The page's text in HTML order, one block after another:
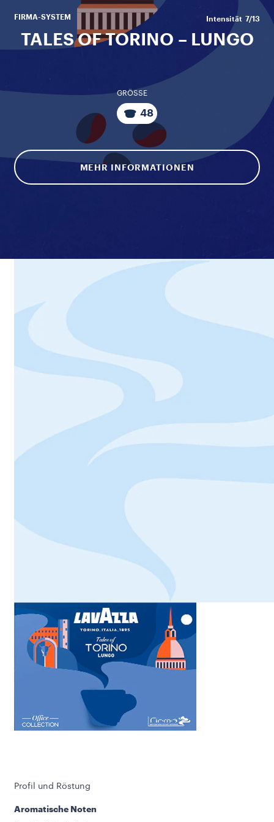
FIRMA-SYSTEM Intensität 7/13
TALES OF TORINO – LUNGO
GRÖSSE
48
MEHR INFORMATIONEN
Profil und Röstung
Aromatische Noten